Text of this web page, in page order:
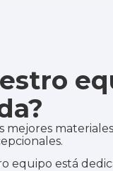
mejores
equipo está